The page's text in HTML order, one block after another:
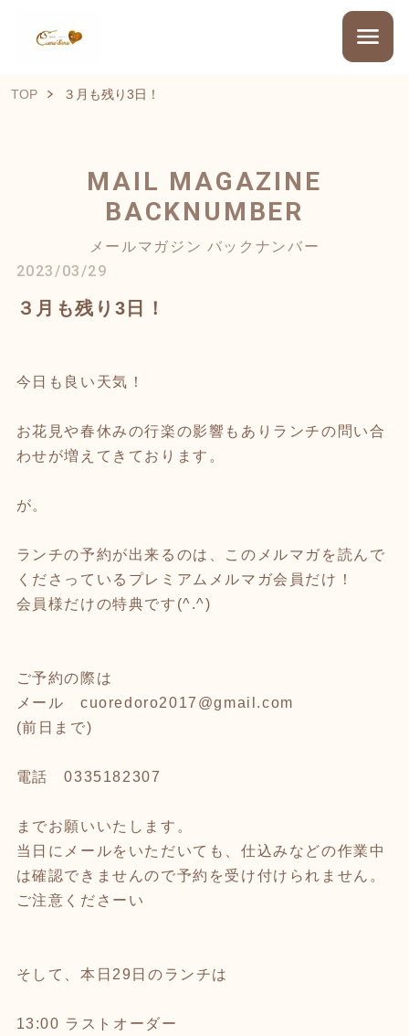
TOP ３月も残り3日！
MAIL MAGAZINE
BACKNUMBER
メールマガジン バックナンバー
2023/03/29
３月も残り3日！
今日も良い天気！
お花見や春休みの行楽の影響もありランチの問い合
わせが増えてきております。
が。
ランチの予約が出来るのは、このメルマガを読んで
くださっているプレミアムメルマガ会員だけ！
会員様だけの特典です(^.^)
ご予約の際は
メール cuoredoro2017@gmail.com
(前日まで)
電話 0335182307
までお願いいたします。
当日にメールをいただいても、仕込みなどの作業中
は確認できませんので予約を受け付けられません。
ご注意くださーい
そして、本日29日のランチは
13:00 ラストオーダー